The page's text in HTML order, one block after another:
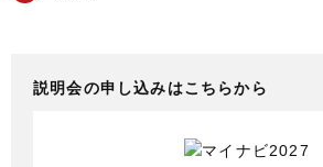
説明会の申し込みはこちらから